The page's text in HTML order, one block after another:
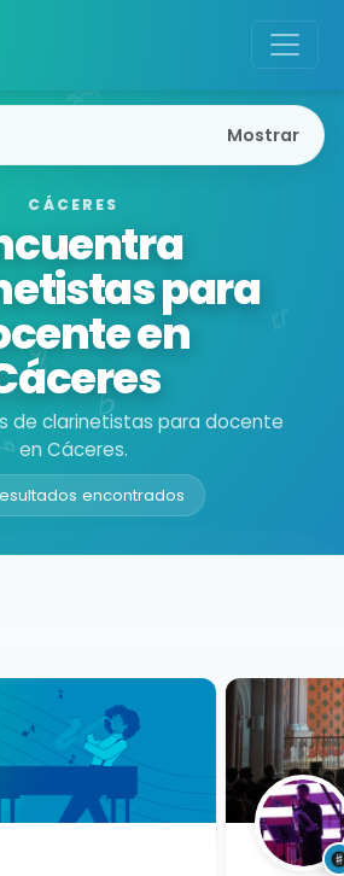
CÁCERES
para
en
de clarinetistas para docente
en Cáceres.
encontrados
Mostrar